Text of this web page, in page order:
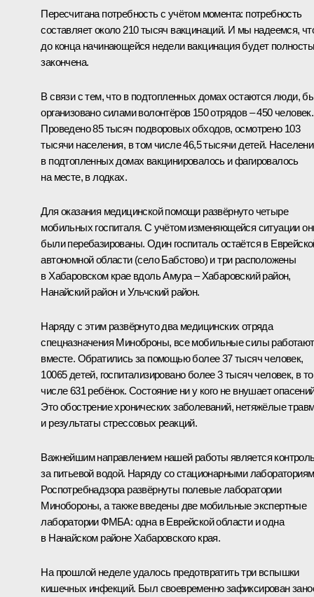
Пересчитана потребность с учётом момента: потребность
составляет около 210 тысяч вакцинаций. И мы надеемся,
до конца начинающейся недели вакцинация будет
закончена.
В связи с тем, что в подтопленных домах остаются люди,
организовано силами волонтёров 150 отрядов – 450 человек.
Проведено 85 тысяч подворовых обходов, осмотрено 103
тысячи населения, в том числе 46,5 тысячи детей.
в подтопленных домах вакцинировалось и фагировалось
на месте, в лодках.
Для оказания медицинской помощи развёрнуто четыре
мобильных госпиталя. С учётом изменяющейся ситуации
были перебазированы. Один госпиталь остаётся в
автономной области (село Бабстово) и три расположены
в Хабаровском крае вдоль Амура – Хабаровский район,
Нанайский район и Ульчский район.
Наряду с этим развёрнуто два медицинских отряда
спецназначения Миноброны, все мобильные силы работают
вместе. Обратились за помощью более 37 тысяч человек,
10065 детей, госпитализировано более 3 тысяч человек, в
числе 631 ребёнок. Состояние ни у кого не внушает
Это обострение хронических заболеваний, нетяжёлые
и результаты стрессовых реакций.
Важнейшим направлением нашей работы является
за питьевой водой. Наряду со стационарными
Роспотребнадзора развёрнуты полевые лаборатории
Минобороны, а также введены две мобильные экспертные
лаборатории ФМБА: одна в Еврейской области и одна
в Нанайском районе Хабаровского края.
На прошлой неделе удалось предотвратить три вспышки
кишечных инфекций. Был своевременно зафиксирован